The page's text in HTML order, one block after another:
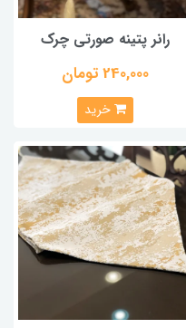
رانر پتینه صورتی چرک
240,000 تومان
خرید